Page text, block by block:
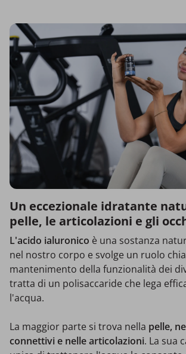
Un eccezionale idratante
pelle, le articolazioni e gli
L'acido ialuronico è una sostanza
nel nostro corpo e svolge un ruolo
mantenimento della funzionalità dei
tratta di un polisaccaride che lega
l'acqua.
La maggior parte si trova nella pelle,
connettivi e nelle articolazioni. La sua